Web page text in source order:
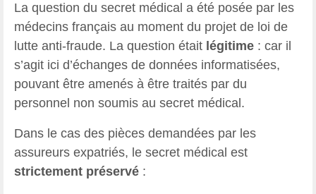
La question du secret médical a été posée par les
médecins français au moment du projet de loi de
lutte anti-fraude. La question était légitime : car il
s’agit ici d’échanges de données informatisées,
pouvant être amenés à être traités par du
personnel non soumis au secret médical.
Dans le cas des pièces demandées par les
assureurs expatriés, le secret médical est
strictement préservé :